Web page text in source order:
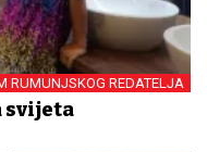
RUMUNJSKOG REDATELJA
svijeta